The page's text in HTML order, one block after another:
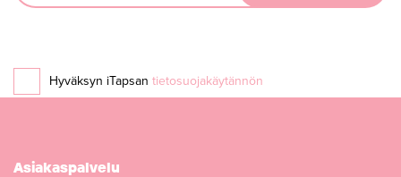
Hyväksyn iTapsan tietosuojakäytännön
Asiakaspalvelu